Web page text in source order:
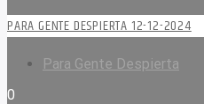
PARA GENTE DESPIERTA 12-12-2024
Para Gente Despierta
0